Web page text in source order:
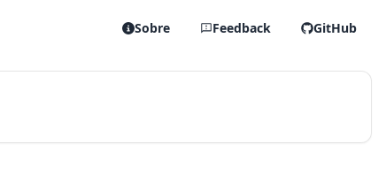
Sobre Feedback GitHub